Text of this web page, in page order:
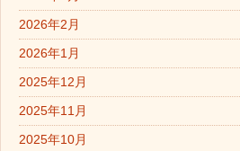
2026年2月
2026年1月
2025年12月
2025年11月
2025年10月